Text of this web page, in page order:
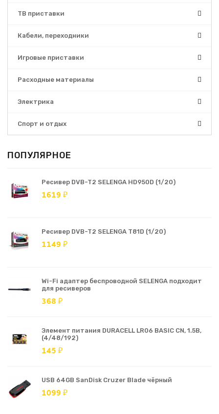
ТВ приставки
Кабели, переходники
Игровые приставки
Расходные материалы
Электрика
Спорт и отдых
ПОПУЛЯРНОЕ
Ресивер DVB-T2 SELENGA HD950D (1/20)
1619 ₽
Ресивер DVB-T2 SELENGA T81D (1/20)
1149 ₽
Wi-Fi адаптер беспроводной SELENGA подходит
для ресиверов
368 ₽
Элемент питания DURACELL LR06 BASIC CN, 1.5В,
(4/48/192)
145 ₽
USB 64GB SanDisk Cruzer Blade чёрный
1099 ₽